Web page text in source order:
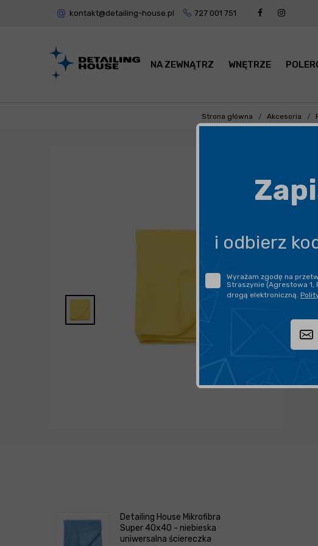
kontakt@detailing-house.pl 727 001 751
NA ZEWNĄTRZ WNĘTRZE
Strona główna Akcesoria
Detailing House Mikrofibra
Super 40x40 - niebieska
uniwersalna ściereczka
i odbierz
Wyrażam zgodę na
Straszynie (Agrestowa 1,
drogą elektroniczną.